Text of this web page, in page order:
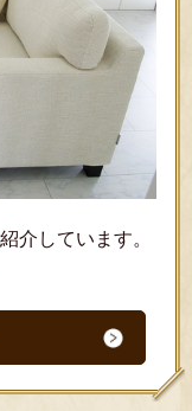
介しています。